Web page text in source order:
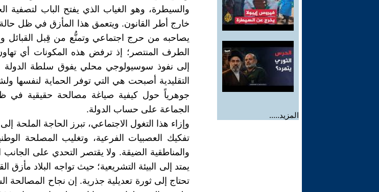
المزيد.....
والسيطرة، وهو الغياب الذي يفتح الباب لتصفية
خارج أطر القانون. ويتعمق هذا المأزق في ظل
يصاحبه من حرج اجتماعي وتمنُّع من قِبل القبائل
الطرف المنتصر؛ إذ ترفض هذه المكونات أي
إلى نفوذ سوسيولوجي محلي يفوق سلطة الدولة
التقليدية أصبحت هي التي توفر الحماية لنفسها
جوهرياً حول كيفية صياغة مصالحة حقيقية في
الجماعة على حساب الدولة.
وإزاء هذا التغول الاجتماعي، تبرز الحاجة الملحة
تفكيك العصبيات الفرعية، وتغليب المصلحة
والمناطقية الضيقة. ولا يقتصر التحدي على
يمتد إلى البيئة التشريعية؛ حيث تواجه البلاد مأزق
تحتاج إلى ثورة تعديلية جذرية. إن نجاح المصالحة